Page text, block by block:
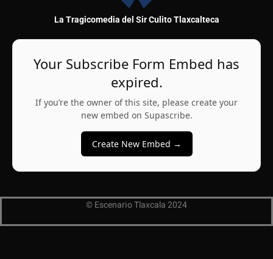
La Tragicomedia del Sir Culito Tlaxcalteca
Your Subscribe Form Embed has
expired.
If you’re the owner of this site, please create your
new embed on Supascribe.
Create New Embed →
© Escenario Tlaxcala 2024